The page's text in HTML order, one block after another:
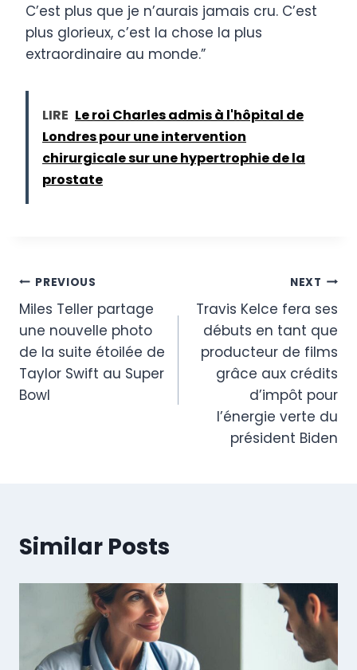
C’est plus que je n’aurais jamais cru. C’est
plus glorieux, c’est la chose la plus
extraordinaire au monde.”
LIRE Le roi Charles admis à l'hôpital de
Londres pour une intervention
chirurgicale sur une hypertrophie de la
prostate
Post
navigation
PREVIOUS
Miles Teller partage
une nouvelle photo
de la suite étoilée de
Taylor Swift au Super
Bowl
NEXT
Travis Kelce fera ses
débuts en tant que
producteur de films
grâce aux crédits
d’impôt pour
l’énergie verte du
président Biden
Similar Posts